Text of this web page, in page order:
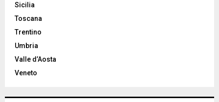
Sicilia
Toscana
Trentino
Umbria
Valle d’Aosta
Veneto